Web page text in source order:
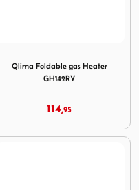
Qlima Foldable gas Heater
GH142RV
114,95